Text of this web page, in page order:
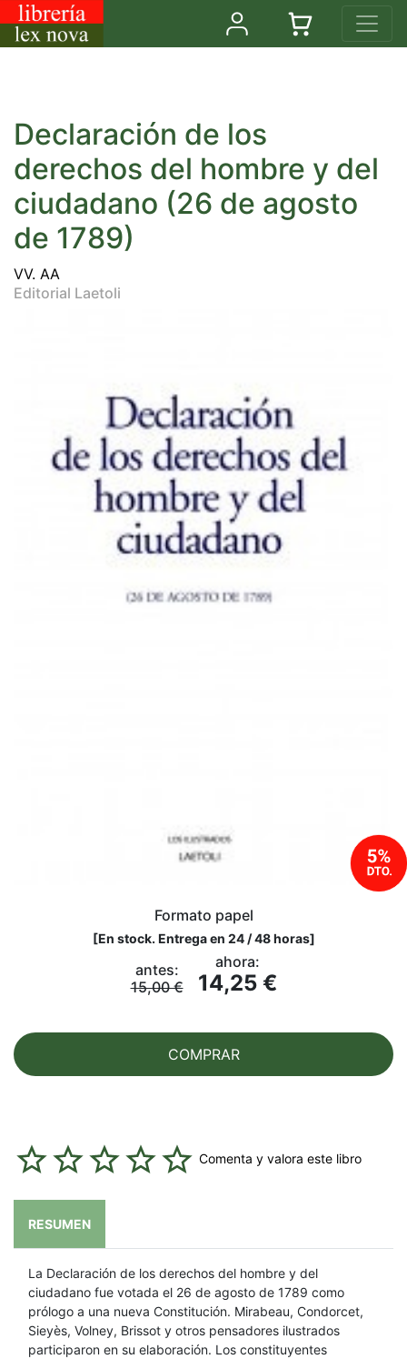
Declaración de los
derechos del hombre y del
ciudadano (26 de agosto
de 1789)
VV. AA
Editorial Laetoli
Formato papel
[En stock. Entrega en 24 / 48 horas]
antes:
15,00 €
ahora:
14,25 €
COMPRAR
Comenta y valora este libro
RESUMEN
La Declaración de los derechos del hombre y del
ciudadano fue votada el 26 de agosto de 1789 como
prólogo a una nueva Constitución. Mirabeau, Condorcet,
Sieyès, Volney, Brissot y otros pensadores ilustrados
participaron en su elaboración. Los constituyentes